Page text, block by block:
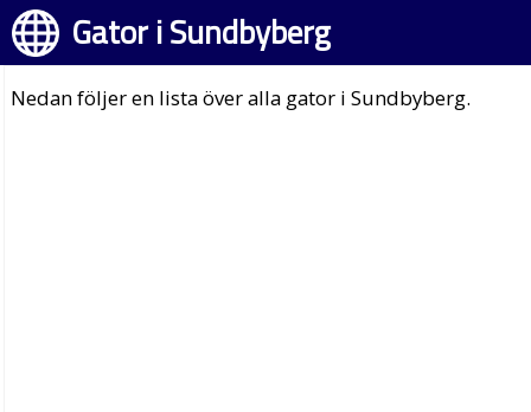
Gator i Sundbyberg
Nedan följer en lista över alla gator i Sundbyberg.